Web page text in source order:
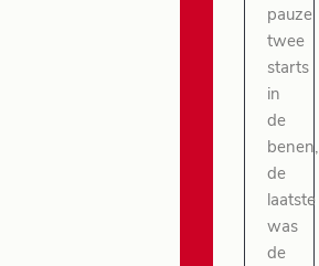
pauze
twee
starts
in
de
benen,
de
laatste
was
de